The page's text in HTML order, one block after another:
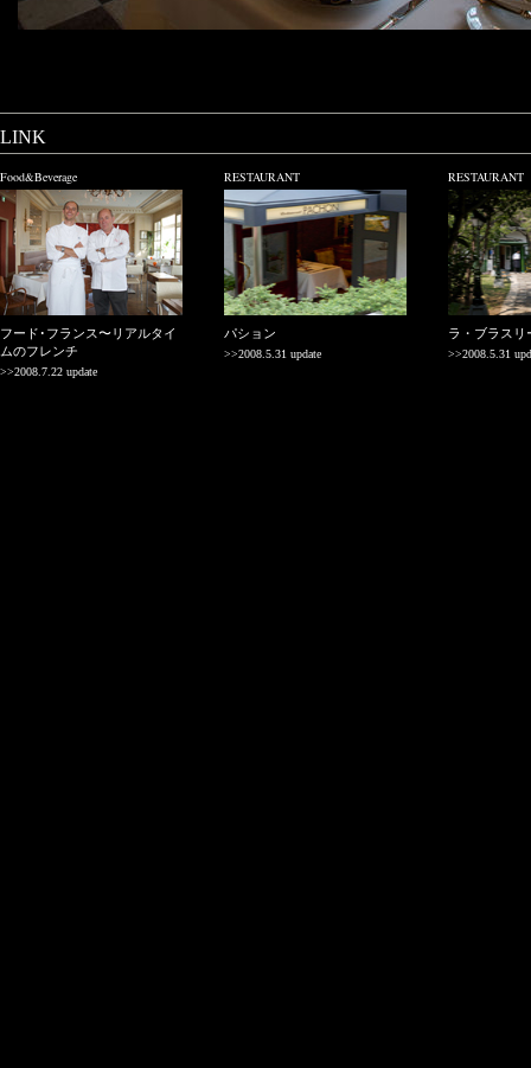
LINK
Food&Beverage
フード･フランス〜リアルタイ
ムのフレンチ
>>2008.7.22 update
RESTAURANT
パション
>>2008.5.31 update
RESTAURANT
ラ・ブラスリ
>>2008.5.31